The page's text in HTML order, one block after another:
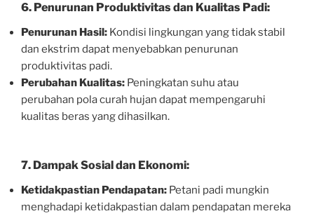
6. Penurunan Produktivitas dan Kualitas Padi:
Penurunan Hasil: Kondisi lingkungan yang tidak stabil
dan ekstrim dapat menyebabkan penurunan
produktivitas padi.
Perubahan Kualitas: Peningkatan suhu atau
perubahan pola curah hujan dapat mempengaruhi
kualitas beras yang dihasilkan.
7. Dampak Sosial dan Ekonomi:
Ketidakpastian Pendapatan: Petani padi mungkin
menghadapi ketidakpastian dalam pendapatan mereka